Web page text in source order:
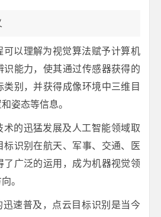
可以理解为视觉算法赋予计算机
识能力，使其通过传感器获得的
类别，并获得成像环境中三维目
姿态等信息。
术的迅猛发展及人工智能领域取
标识别在航天、军事、交通、医
了广泛的运用，成为机器视觉领
。
迅速普及，点云目标识别是当今